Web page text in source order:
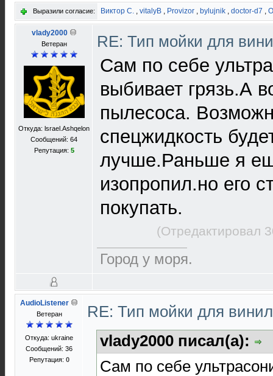
Выразили согласие: Виктор С. , vitalyB , Provizor , bylujnik , doctor-d7 ,
vlady2000
Ветеран
Откуда: lsrael.Ashqelon
Сообщений: 64
Репутация: 5
RE: Тип мойки для
Сам по себе
выбивает грязь.А
пылесоса.
спецжидкость
лучше.Раньше я
изопропил.но его
покупать.
(Отредактировал
Город у моря.
AudioListener
Ветеран
Откуда: ukraine
Сообщений: 36
Репутация: 0
RE: Тип мойки для
vlady2000 писал(а):
Сам по себе